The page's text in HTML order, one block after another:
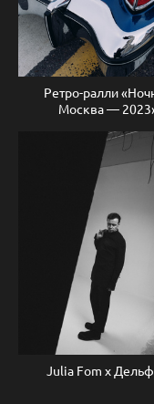
Ретро-ралли
Москва —
Julia Fom x